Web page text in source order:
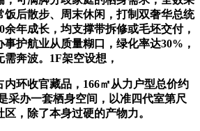
饭后散步、周末休闲，打制双奢华总统
年成长，均支撑带拆修或毛坯交付，
事护航业从质量糊口，绿化率达30%，
奔波。1F架空设想，
环收官藏品，166㎡从力户型总价约
采办一套栖身空间，以准四代室第尺
，除了本身过硬的产物力。